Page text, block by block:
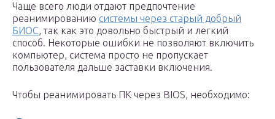
Чаще всего люди отдают предпочтение
реанимированию системы через старый добрый
БИОС, так как это довольно быстрый и легкий
способ. Некоторые ошибки не позволяют включить
компьютер, система просто не пропускает
пользователя дальше заставки включения.
Чтобы реанимировать ПК через BIOS, необходимо: